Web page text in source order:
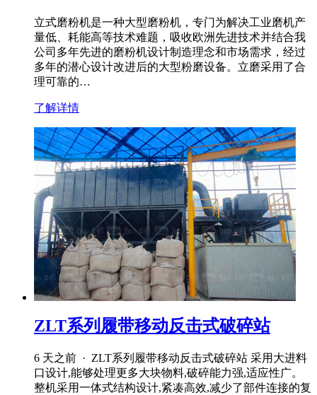
立式磨粉机是一种大型磨粉机，专门为解决工业磨机产
量低、耗能高等技术难题，吸收欧洲先进技术并结合我
公司多年先进的磨粉机设计制造理念和市场需求，经过
多年的潜心设计改进后的大型粉磨设备。立磨采用了合
理可靠的…
了解详情
ZLT系列履带移动反击式破碎站
6 天之前 · ZLT系列履带移动反击式破碎站 采用大进料
口设计,能够处理更多大块物料,破碎能力强,适应性广。
整机采用一体式结构设计,紧凑高效,减少了部件连接的复